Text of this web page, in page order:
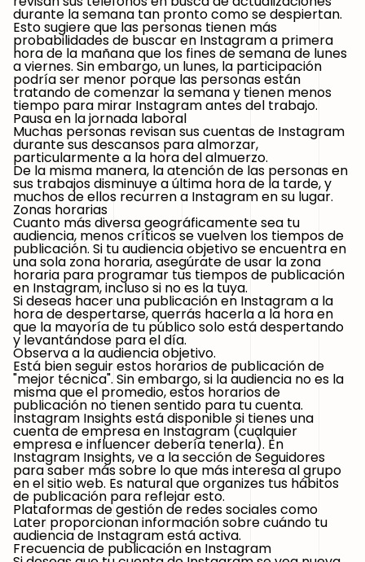
durante la semana tan pronto como se despiertan.
Esto sugiere que las personas tienen más
probabilidades de buscar en Instagram a primera
hora de la mañana que los fines de semana de lunes
a viernes. Sin embargo, un lunes, la participación
podría ser menor porque las personas están
tratando de comenzar la semana y tienen menos
tiempo para mirar Instagram antes del trabajo.
Pausa en la jornada laboral
Muchas personas revisan sus cuentas de Instagram
durante sus descansos para almorzar,
particularmente a la hora del almuerzo.
De la misma manera, la atención de las personas en
sus trabajos disminuye a última hora de la tarde, y
muchos de ellos recurren a Instagram en su lugar.
Zonas horarias
Cuanto más diversa geográficamente sea tu
audiencia, menos críticos se vuelven los tiempos de
publicación. Si tu audiencia objetivo se encuentra en
una sola zona horaria, asegúrate de usar la zona
horaria para programar tus tiempos de publicación
en Instagram, incluso si no es la tuya.
Si deseas hacer una publicación en Instagram a la
hora de despertarse, querrás hacerla a la hora en
que la mayoría de tu público solo está despertando
y levantándose para el día.
Observa a la audiencia objetivo.
Está bien seguir estos horarios de publicación de
"mejor técnica". Sin embargo, si la audiencia no es la
misma que el promedio, estos horarios de
publicación no tienen sentido para tu cuenta.
Instagram Insights está disponible si tienes una
cuenta de empresa en Instagram (cualquier
empresa e influencer debería tenerla). En
Instagram Insights, ve a la sección de Seguidores
para saber más sobre lo que más interesa al grupo
en el sitio web. Es natural que organizes tus hábitos
de publicación para reflejar esto.
Plataformas de gestión de redes sociales como
Later proporcionan información sobre cuándo tu
audiencia de Instagram está activa.
Frecuencia de publicación en Instagram